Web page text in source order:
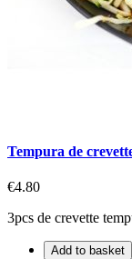
Tempura de
€4.80
3pcs de crevette
Add to basket